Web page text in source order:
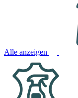
Alle anzeigen